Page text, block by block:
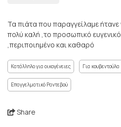
Τα πιάτα που παραγγείλαμε
πολύ καλή ,το προσωπικό
,περιποιημένο και καθαρό
Κατάλληλο για οικογένειες Για κουβεντούλα
Επαγγελματικό Ραντεβού
Share